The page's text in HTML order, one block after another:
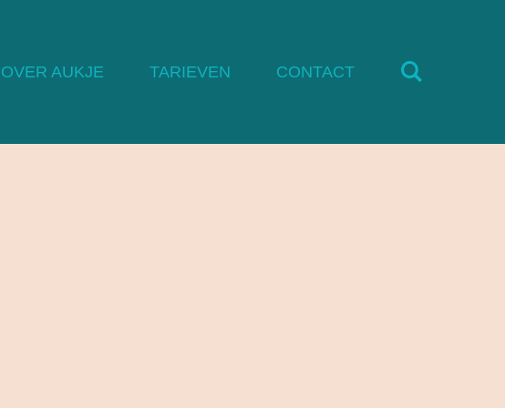
OVER AUKJE TARIEVEN CONTACT